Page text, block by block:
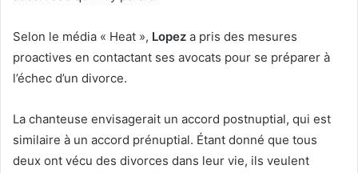
Selon le média « Heat », Lopez a pris des mesures
proactives en contactant ses avocats pour se préparer à
l’échec d’un divorce.
La chanteuse envisagerait un accord postnuptial, qui est
similaire à un accord prénuptial. Étant donné que tous
deux ont vécu des divorces dans leur vie, ils veulent